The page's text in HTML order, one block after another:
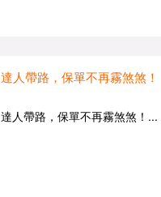
達人帶路，保單不再霧煞煞！
達人帶路，保單不再霧煞煞！...